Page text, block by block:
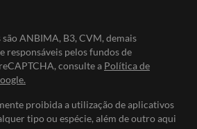
ANBIMA, B3, CVM, demais
responsáveis pelos fundos de
consulte a Política de
proibida a utilização de aplicativos
tipo ou espécie, além de outro aqui